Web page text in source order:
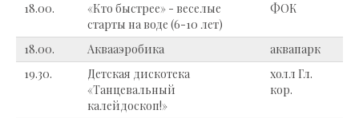
18.00.
«Кто быстрее» - веселые
старты на воде (6-10 лет)
ФОК
18.00. Аквааэробика
аквапарк
19.30.
Детская дискотека
«Танцевальный
калейдоскоп!»
холл Гл.
кор.